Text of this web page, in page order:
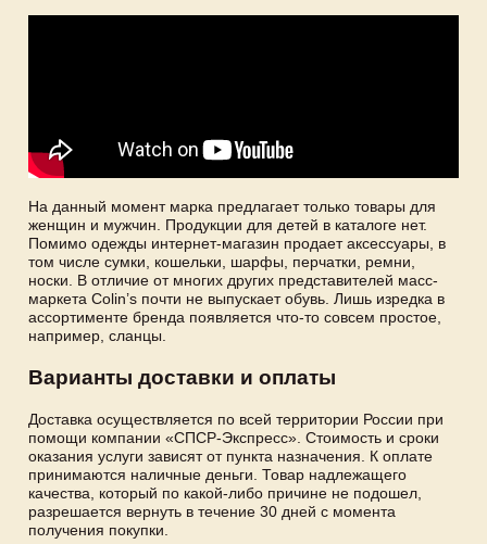
На данный момент марка предлагает только товары для
женщин и мужчин. Продукции для детей в каталоге нет.
Помимо одежды интернет-магазин продает аксессуары, в
том числе сумки, кошельки, шарфы, перчатки, ремни,
носки. В отличие от многих других представителей масс-
маркета Colin’s почти не выпускает обувь. Лишь изредка в
ассортименте бренда появляется что-то совсем простое,
например, сланцы.
Варианты доставки и оплаты
Доставка осуществляется по всей территории России при
помощи компании «СПСР-Экспресс». Стоимость и сроки
оказания услуги зависят от пункта назначения. К оплате
принимаются наличные деньги. Товар надлежащего
качества, который по какой-либо причине не подошел,
разрешается вернуть в течение 30 дней с момента
получения покупки.